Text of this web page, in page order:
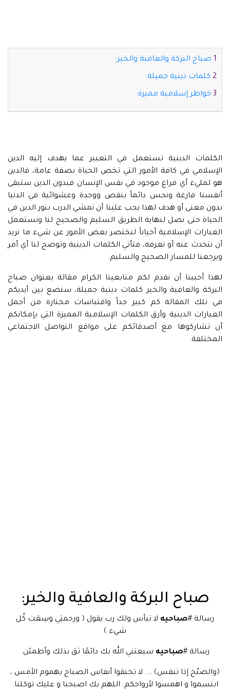
صباح البركة والعافية والخير:
كلمات دينية جميلة:
خواطر إسلامية مميزة:
الكلمات الدينية تستعمل في التعبير عما يهدف إليه الدين
الإسلامي في كافة الأمور التي تخص الحياة بصفة عامة، فالدين
هو لمليء أي فراغ موجود في نفس الإنسان فبدون الدين ستبقى
أنفسنا فارغة ونحس دائماً بنقص ووحدة وعشوائية في الدنيا
بدون معنى أو هدف لهذا يجب علينا أن نمشي الدرب بنور الدين في
الحياة حتى نصل لنهاية الطريق السليم والصحيح لنا ونستعمل
العبارات الإسلامية أحياناً لنختصر بعض الأمور عن شيء ما نريد
أن نتحدث عنه أو نعرفه، فتأتي الكلمات الدينية وتوضح لنا أي أمر
ويرجعنا للمسار الصحيح والسليم.
لهذا أحببنا أن نقدم لكم متابعينا الكرام مقالة بعنوان صباح
البركة والعافية والخير كلمات دينية جميلة، سنضع بين أيديكم
في تلك المقالة كم كبير جداً واقتباسات مختارة من أجمل
العبارات الدينية وأرق الكلمات الإسلامية المميزة التي بإمكانكم
أن تشاركوها مع أصدقائكم على مواقع التواصل الاجتماعي
المختلفة.
صباح البركة والعافية والخير:
رسالة #صباحيه لا تيأس ولك رب يقول ﴿ ورحمتِي وسِعَت كُل
شيء ﴾
رسالة #صباحيه سيعتني الله بك دائمًا ثق بذلك وأطمئن.
﴿والصبُح إذا تنفس﴾ …. لا تخنقوا أنفاس الصباح بهموم الأمس ،
ابتسموا و اهمسوا لأرواحكم. اللهم بك اصبحنا و عليك توكلنا.